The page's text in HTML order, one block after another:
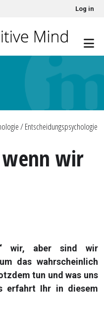
User account menuLog in
/ Entscheidungspsychologie
wir
wir, aber sind wir
das wahrscheinlich
tun und was uns
erfahrt Ihr in diesem